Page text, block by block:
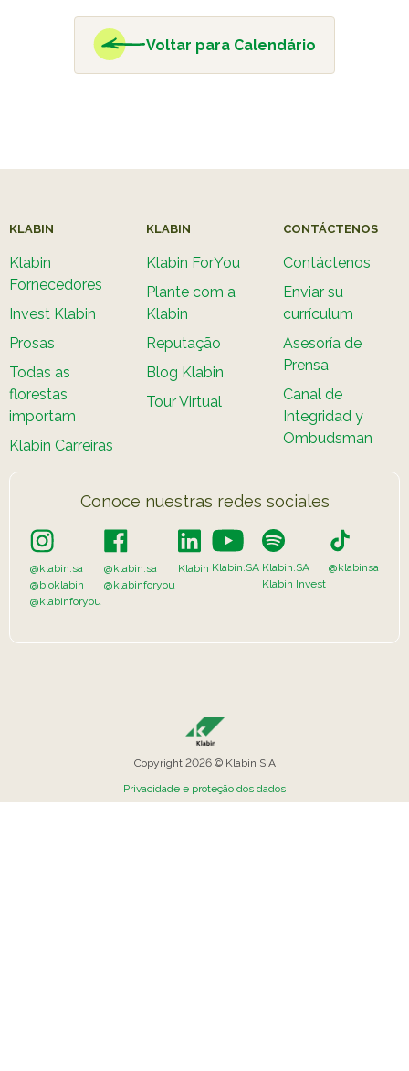
Voltar para Calendário
KLABIN
Klabin
Fornecedores
Invest Klabin
Prosas
Todas as
florestas
importam
Klabin Carreiras
KLABIN
Klabin ForYou
Plante com a
Klabin
Reputação
Blog Klabin
Tour Virtual
CONTÁCTENOS
Contáctenos
Enviar su
currículum
Asesoría de
Prensa
Canal de
Integridad y
Ombudsman
Conoce nuestras redes sociales
@klabin.sa
@bioklabin
@klabinforyou
@klabin.sa
@klabinforyou
Klabin Klabin.SA Klabin.SA
Klabin Invest
@klabinsa
Copyright 2026 © Klabin S.A
Privacidade e proteção dos dados